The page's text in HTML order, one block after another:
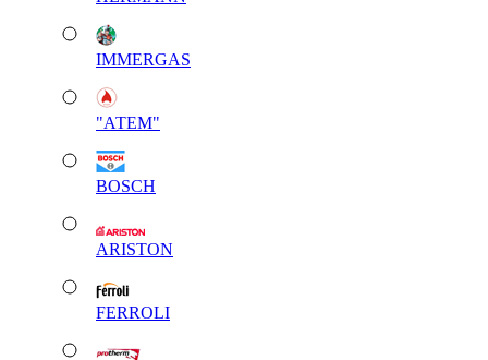
IMMERGAS
"АТЕМ"
BOSCH
ARISTON
FERROLI